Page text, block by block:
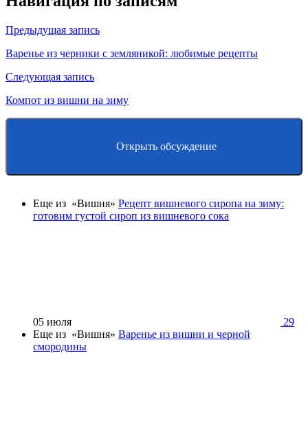
Предыдущая запись
Варенье из черники с земляникой: любимые рецепты
Следующая запись
Компот из вишни на зиму
Открыть обсуждение
Еще из «Вишня» Рецепт вишневого сиропа на зиму:
готовим густой сироп из вишневого сока
05 июля
29
Еще из «Вишня» Варенье из вишни и черной
смородины